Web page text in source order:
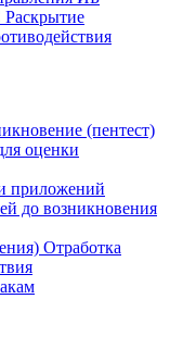
Раскрытие
(пентест)
оценки
приложений
до возникновения
Отработка